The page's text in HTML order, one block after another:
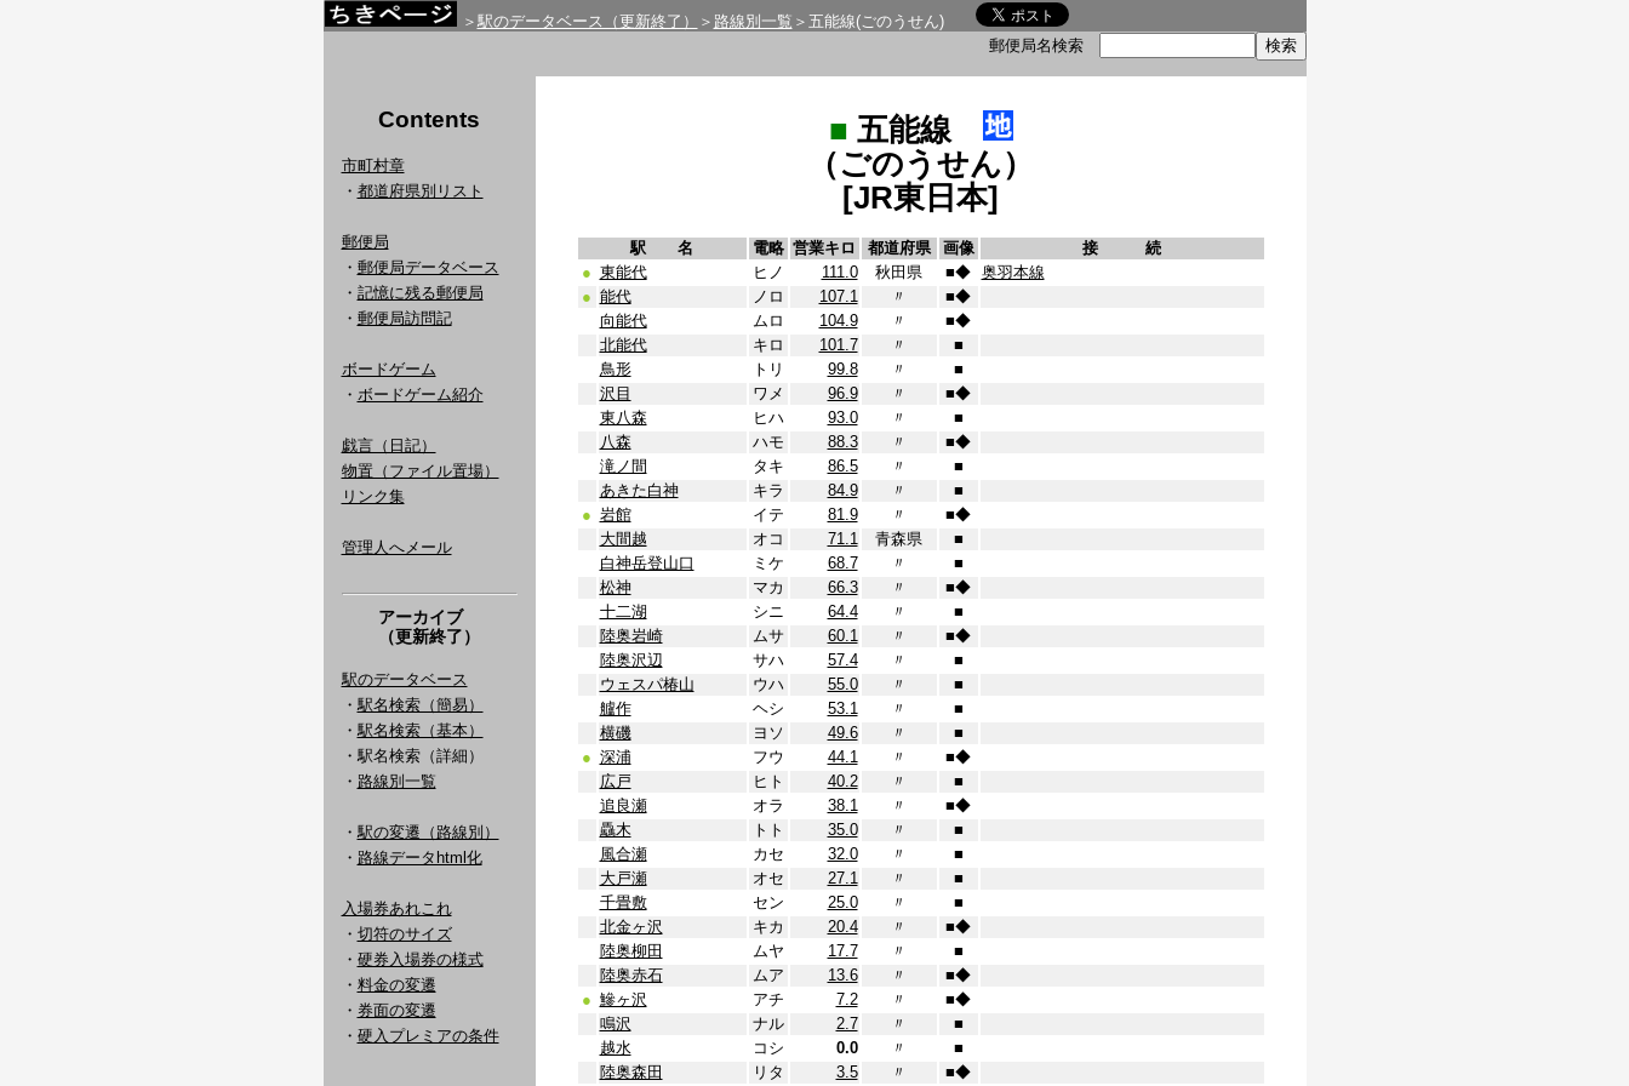
＞ 駅のデータベース（更新終了） ＞ 路線別一覧 ＞五能線(ごのうせん)
郵便局名検索
Contents
市町村章
・ 都道府県別リスト
郵便局
・ 郵便局データベース
・ 記憶に残る郵便局
・ 郵便局訪問記
ボードゲーム
・ ボードゲーム紹介
戯言（日記）
物置（ファイル置場）
リンク集
管理人へメール
アーカイブ
（更新終了）
駅のデータベース
・ 駅名検索（簡易）
・ 駅名検索（基本）
・駅名検索（詳細）
・ 路線別一覧
・ 駅の変遷（路線別）
・ 路線データhtml化
入場券あれこれ
・ 切符のサイズ
・ 硬券入場券の様式
・ 料金の変遷
・ 券面の変遷
・ 硬入プレミアの条件
■ 五能線
（ごのうせん）
[JR東日本]
駅 名 電略 営業キロ 都道府県 画像
接 続
● 東能代 ヒノ 111.0 秋田県 ■◆ 奥羽本線
● 能代 ノロ 107.1 〃 ■◆
向能代
ムロ 104.9 〃 ■◆
北能代
キロ 101.7 〃
■
鳥形
トリ 99.8 〃
■
沢目
ワメ 96.9 〃 ■◆
東八森
ヒハ 93.0 〃
■
八森
ハモ 88.3 〃 ■◆
滝ノ間
タキ 86.5 〃
■
あきた白神
キラ 84.9 〃
■
● 岩館 イテ 81.9 〃 ■◆
大間越
オコ 71.1 青森県
■
白神岳登山口
ミケ 68.7 〃
■
松神
マカ 66.3 〃 ■◆
十二湖
シニ 64.4 〃
■
陸奥岩崎
ムサ 60.1 〃 ■◆
陸奥沢辺
サハ 57.4 〃
■
ウェスパ椿山
ウハ 55.0 〃
■
艫作
ヘシ 53.1 〃
■
横磯
ヨソ 49.6 〃
■
● 深浦 フウ 44.1 〃 ■◆
広戸
ヒト 40.2 〃
■
追良瀬
オラ 38.1 〃 ■◆
驫木
トト 35.0 〃
■
風合瀬
カセ 32.0 〃
■
大戸瀬
オセ 27.1 〃
■
千畳敷
セン 25.0 〃
■
北金ヶ沢
キカ 20.4 〃 ■◆
陸奥柳田
ムヤ 17.7 〃
■
陸奥赤石
ムア 13.6 〃 ■◆
● 鰺ヶ沢 アチ 7.2 〃 ■◆
鳴沢
ナル 2.7 〃
■
越水
コシ 0.0 〃
■
陸奥森田
リタ 3.5 〃 ■◆